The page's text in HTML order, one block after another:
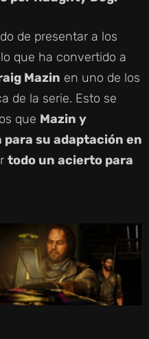
de presentar a los
que ha convertido a
Mazin en uno de los
de la serie. Esto se
que Mazin y
su adaptación en
todo un acierto para